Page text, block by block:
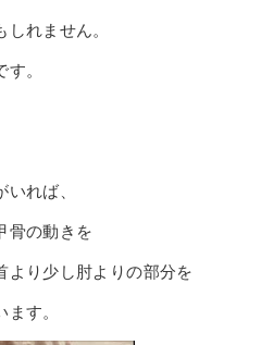
れません。
。
れば、
骨の動きを
より少し肘よりの部分を
す。